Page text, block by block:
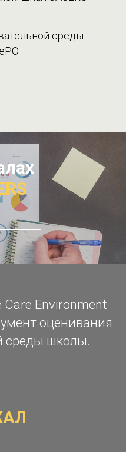
среды
Care Environment
оценивания
среды школы.